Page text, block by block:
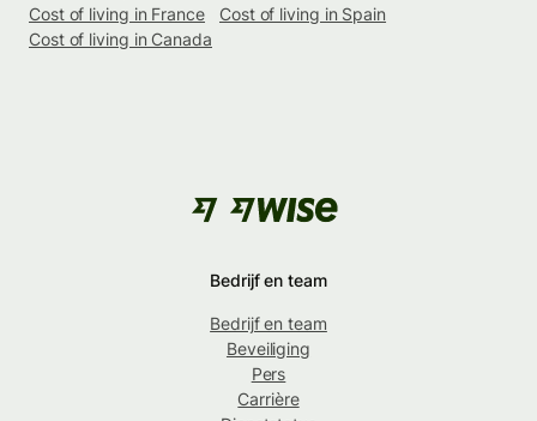
Cost of living in France
Cost of living in Spain
Cost of living in Canada
Bedrijf en team
Bedrijf en team
Beveiliging
Pers
Carrière